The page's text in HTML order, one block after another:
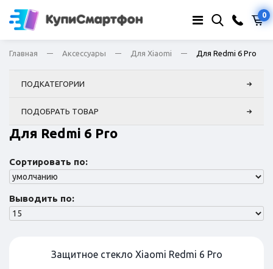
0
Главная Аксессуары Для Xiaomi Для Redmi 6 Pro
ПОДКАТЕГОРИИ
ПОДОБРАТЬ ТОВАР
Для Redmi 6 Pro
Сортировать по:
Выводить по:
Защитное стекло Xiaomi Redmi 6 Pro